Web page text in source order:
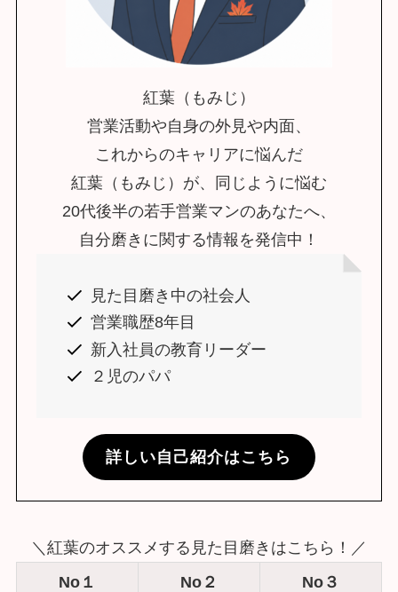
紅葉（もみじ）
営業活動や自身の外見や内面、
これからのキャリアに悩んだ
紅葉（もみじ）が、同じように悩む
20代後半の若手営業マンのあなたへ、
自分磨きに関する情報を発信中！
見た目磨き中の社会人
営業職歴8年目
新入社員の教育リーダー
２児のパパ
詳しい自己紹介はこちら
＼紅葉のオススメする見た目磨きはこちら！／
No１
No２ No３